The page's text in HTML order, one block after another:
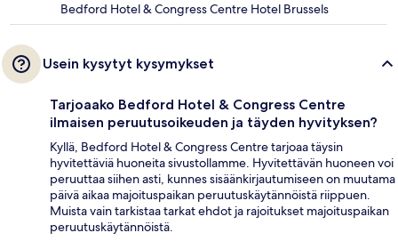
Bedford Hotel & Congress Centre Hotel Brussels
Usein kysytyt kysymykset
Tarjoaako Bedford Hotel & Congress Centre
ilmaisen peruutusoikeuden ja täyden hyvityksen?
Kyllä, Bedford Hotel & Congress Centre tarjoaa täysin
hyvitettäviä huoneita sivustollamme. Hyvitettävän huoneen voi
peruuttaa siihen asti, kunnes sisäänkirjautumiseen on muutama
päivä aikaa majoituspaikan peruutuskäytännöistä riippuen.
Muista vain tarkistaa tarkat ehdot ja rajoitukset majoituspaikan
peruutuskäytännöistä.